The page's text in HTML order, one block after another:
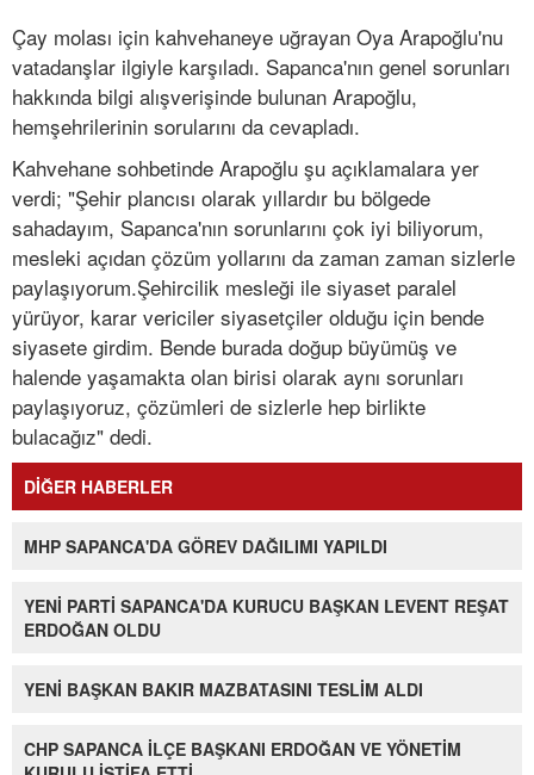
Çay molası için kahvehaneye uğrayan Oya Arapoğlu'nu
vatadanşlar ilgiyle karşıladı. Sapanca'nın genel sorunları
hakkında bilgi alışverişinde bulunan Arapoğlu,
hemşehrilerinin sorularını da cevapladı.
Kahvehane sohbetinde Arapoğlu şu açıklamalara yer
verdi; "Şehir plancısı olarak yıllardır bu bölgede
sahadayım, Sapanca'nın sorunlarını çok iyi biliyorum,
mesleki açıdan çözüm yollarını da zaman zaman sizlerle
paylaşıyorum.Şehircilik mesleği ile siyaset paralel
yürüyor, karar vericiler siyasetçiler olduğu için bende
siyasete girdim. Bende burada doğup büyümüş ve
halende yaşamakta olan birisi olarak aynı sorunları
paylaşıyoruz, çözümleri de sizlerle hep birlikte
bulacağız" dedi.
DİĞER HABERLER
MHP SAPANCA'DA GÖREV DAĞILIMI YAPILDI
YENİ PARTİ SAPANCA'DA KURUCU BAŞKAN LEVENT REŞAT
ERDOĞAN OLDU
YENİ BAŞKAN BAKIR MAZBATASINI TESLİM ALDI
CHP SAPANCA İLÇE BAŞKANI ERDOĞAN VE YÖNETİM